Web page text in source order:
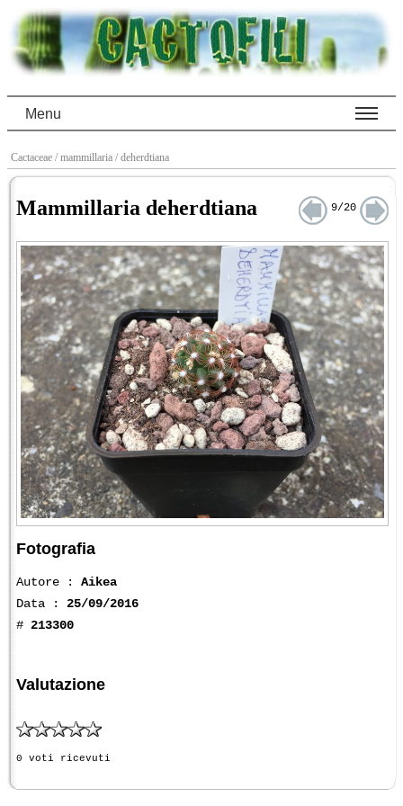
Menu
Cactaceae / mammillaria / deherdtiana
Mammillaria deherdtiana 9/20
Fotografia
Autore : Aikea
Data : 25/09/2016
# 213300
Valutazione
0 voti ricevuti